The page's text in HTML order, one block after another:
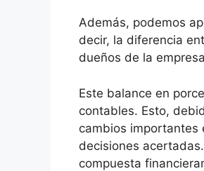
Además, podemos
decir, la diferencia
dueños de la
Este balance en
contables. Esto,
cambios importantes
decisiones
compuesta